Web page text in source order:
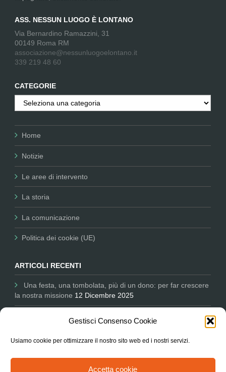
Gestisci Consenso Cookie
Usiamo cookie per ottimizzare il nostro sito web ed i nostri servizi.
Accetta cookie
ASS. NESSUN LUOGO È LONTANO
Via Bernardino Ramazzini, 31
00149 Roma RM
associazione@nessunluogoelontano.it
339 219 48 60
CATEGORIE
Categorie
Home
Notizie
Le aree di intervento
La storia
La comunicazione
Politica dei cookie (UE)
ARTICOLI RECENTI
Una festa, una tombolata, più di un dono: per far crescere
la nostra missione 12 Dicembre 2025
dell’Università salesiana 11 Dicembre 2025
L’Associazione in Parlamento ascoltata sul degrado delle
periferie e le città 9 Ottobre 2025